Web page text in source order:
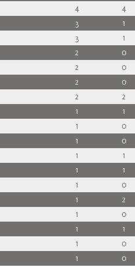
4
4
3
1
3
1
2
0
2
0
2
0
2
2
1
1
1
0
1
0
1
1
1
1
1
0
1
2
1
0
1
1
1
0
1 0